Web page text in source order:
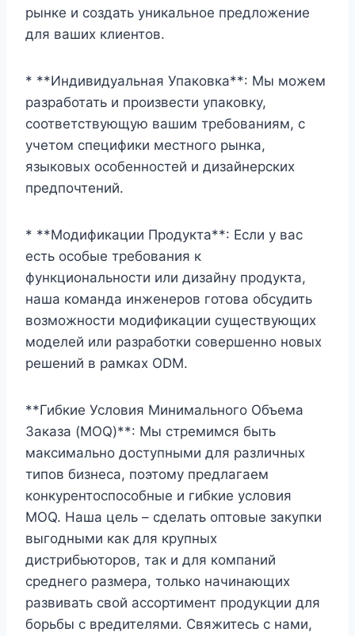
рынке и создать уникальное предложение
для ваших клиентов.
* **Индивидуальная Упаковка**: Мы можем
разработать и произвести упаковку,
соответствующую вашим требованиям, с
учетом специфики местного рынка,
языковых особенностей и дизайнерских
предпочтений.
* **Модификации Продукта**: Если у вас
есть особые требования к
функциональности или дизайну продукта,
наша команда инженеров готова обсудить
возможности модификации существующих
моделей или разработки совершенно новых
решений в рамках ODM.
**Гибкие Условия Минимального Объема
Заказа (MOQ)**: Мы стремимся быть
максимально доступными для различных
типов бизнеса, поэтому предлагаем
конкурентоспособные и гибкие условия
MOQ. Наша цель – сделать оптовые закупки
выгодными как для крупных
дистрибьюторов, так и для компаний
среднего размера, только начинающих
развивать свой ассортимент продукции для
борьбы с вредителями. Свяжитесь с нами,